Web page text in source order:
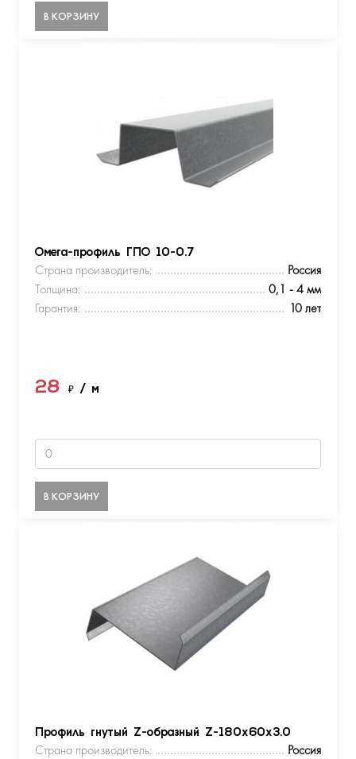
В КОРЗИНУ
Омега-профиль ГПО 10-0.7
Страна производитель:
Россия
Толщина:
0,1 - 4 мм
Гарантия:
10 лет
28 ₽ / м
В КОРЗИНУ
Профиль гнутый Z-образный Z-180х60х3.0
Страна производитель:
Россия